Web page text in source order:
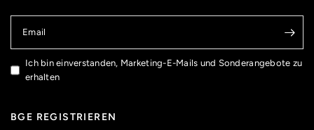
Email
Ich bin einverstanden, Marketing-E-Mails und Sonderangebote zu
erhalten
BGE REGISTRIEREN